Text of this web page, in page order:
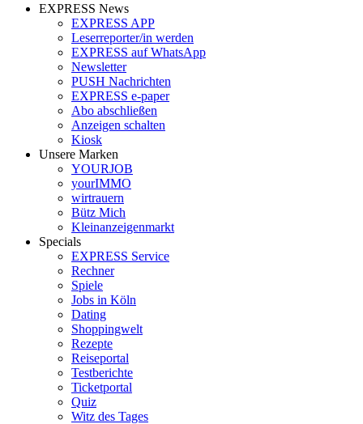
EXPRESS News
EXPRESS APP
Leserreporter/in werden
EXPRESS auf WhatsApp
Newsletter
PUSH Nachrichten
EXPRESS e-paper
Abo abschließen
Anzeigen schalten
Kiosk
Unsere Marken
YOURJOB
yourIMMO
wirtrauern
Bütz Mich
Kleinanzeigenmarkt
Specials
EXPRESS Service
Rechner
Spiele
Jobs in Köln
Dating
Shoppingwelt
Rezepte
Reiseportal
Testberichte
Ticketportal
Quiz
Witz des Tages